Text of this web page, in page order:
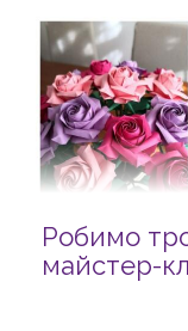
Робимо
майстер-